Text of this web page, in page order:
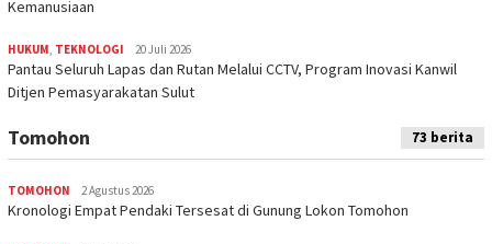
Kemanusiaan
HUKUM TEKNOLOGI 20 Juli 2026
Pantau Seluruh Lapas dan Rutan Melalui CCTV, Program Inovasi Kanwil
Ditjen Pemasyarakatan Sulut
Tomohon 73 berita
TOMOHON 2 Agustus 2026
Kronologi Empat Pendaki Tersesat di Gunung Lokon Tomohon